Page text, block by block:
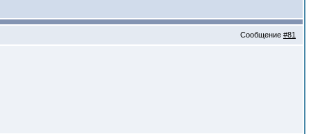
Сообщение #81